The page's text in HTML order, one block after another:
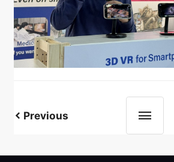
Previous